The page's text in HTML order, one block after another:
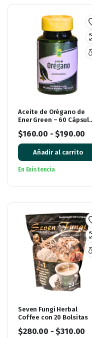
Aceite de Orégano de
Ener Green – 60
$160.00 - $190.00
Añadir al carrito
En Existencia
Seven Fungi Herbal
Coffee con 20 Bolsitas
$280.00 -$310.00